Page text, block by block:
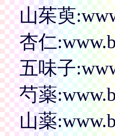
山茱萸
杏仁
五味子
芍薬
山薬